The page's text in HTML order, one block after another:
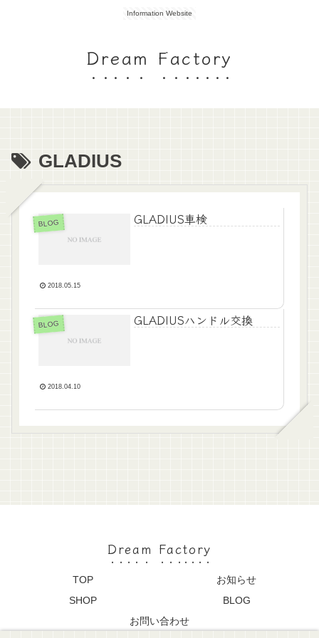
Information Website
Dream Factory
GLADIUS
BLOG GLADIUS車検
2018.05.15
BLOG GLADIUSハンドル交換
2018.04.10
Dream Factory
TOP
お知らせ
SHOP
BLOG
お問い合わせ